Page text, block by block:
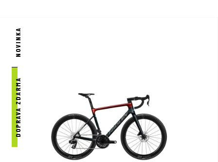
NOVINKA
DOPRAVA ZDARMA